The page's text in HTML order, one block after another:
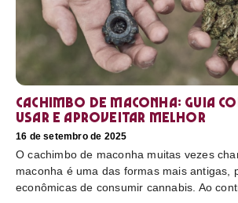
Cachimbo de maconha: guia
usar e aproveitar melhor
16 de setembro de 2025
O cachimbo de maconha muitas vezes
maconha é uma das formas mais antigas,
econômicas de consumir cannabis. Ao